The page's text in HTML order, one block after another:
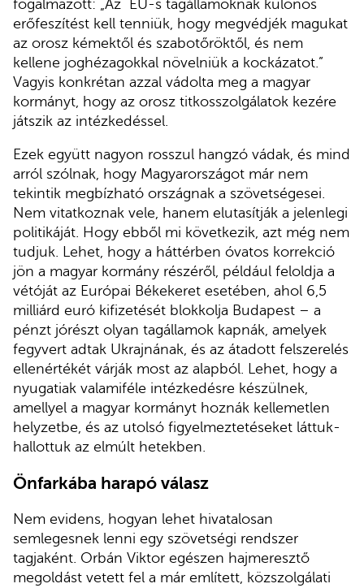
fogalmazott: „Az EU-s tagállamoknak különös
erőfeszítést kell tenniük, hogy megvédjék magukat
az orosz kémektől és szabotőröktől, és nem
kellene joghézagokkal növelniük a kockázatot.”
Vagyis konkrétan azzal vádolta meg a magyar
kormányt, hogy az orosz titkosszolgálatok kezére
játszik az intézkedéssel.
Ezek együtt nagyon rosszul hangzó vádak, és mind
arról szólnak, hogy Magyarországot már nem
tekintik megbízható országnak a szövetségesei.
Nem vitatkoznak vele, hanem elutasítják a jelenlegi
politikáját. Hogy ebből mi következik, azt még nem
tudjuk. Lehet, hogy a háttérben óvatos korrekció
jön a magyar kormány részéről, például feloldja a
vétóját az Európai Békekeret esetében, ahol 6,5
milliárd euró kifizetését blokkolja Budapest – a
pénzt jórészt olyan tagállamok kapnák, amelyek
fegyvert adtak Ukrajnának, és az átadott felszerelés
ellenértékét várják most az alapból. Lehet, hogy a
nyugatiak valamiféle intézkedésre készülnek,
amellyel a magyar kormányt hoznák kellemetlen
helyzetbe, és az utolsó figyelmeztetéseket láttuk-
hallottuk az elmúlt hetekben.
Önfarkába harapó válasz
Nem evidens, hogyan lehet hivatalosan
semlegesnek lenni egy szövetségi rendszer
tagjaként. Orbán Viktor egészen hajmeresztő
megoldást vetett fel a már említett, közszolgálati